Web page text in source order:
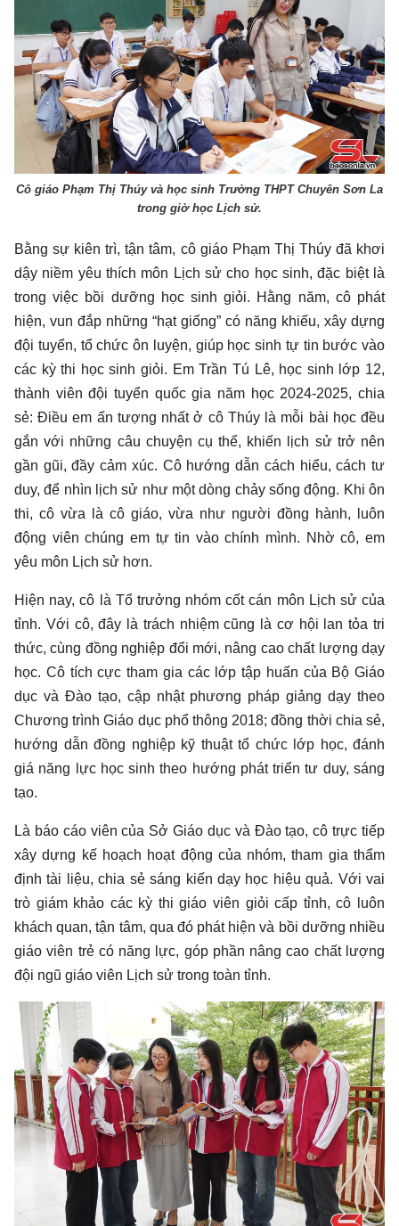
Cô giáo Phạm Thị Thúy và học sinh Trường THPT Chuyên Sơn La
trong giờ học Lịch sử.
Bằng sự kiên trì, tận tâm, cô giáo Phạm Thị Thúy đã khơi
dậy niềm yêu thích môn Lịch sử cho học sinh, đặc biệt là
trong việc bồi dưỡng học sinh giỏi. Hằng năm, cô phát
hiện, vun đắp những “hạt giống” có năng khiếu, xây dựng
đội tuyển, tổ chức ôn luyện, giúp học sinh tự tin bước vào
các kỳ thi học sinh giỏi. Em Trần Tú Lê, học sinh lớp 12,
thành viên đội tuyển quốc gia năm học 2024-2025, chia
sẻ: Điều em ấn tượng nhất ở cô Thúy là mỗi bài học đều
gắn với những câu chuyện cụ thể, khiến lịch sử trở nên
gần gũi, đầy cảm xúc. Cô hướng dẫn cách hiểu, cách tư
duy, để nhìn lịch sử như một dòng chảy sống động. Khi ôn
thi, cô vừa là cô giáo, vừa như người đồng hành, luôn
động viên chúng em tự tin vào chính mình. Nhờ cô, em
yêu môn Lịch sử hơn.
Hiện nay, cô là Tổ trưởng nhóm cốt cán môn Lịch sử của
tỉnh. Với cô, đây là trách nhiệm cũng là cơ hội lan tỏa tri
thức, cùng đồng nghiệp đổi mới, nâng cao chất lượng dạy
học. Cô tích cực tham gia các lớp tập huấn của Bộ Giáo
dục và Đào tạo, cập nhật phương pháp giảng dạy theo
Chương trình Giáo dục phổ thông 2018; đồng thời chia sẻ,
hướng dẫn đồng nghiệp kỹ thuật tổ chức lớp học, đánh
giá năng lực học sinh theo hướng phát triển tư duy, sáng
tạo.
Là báo cáo viên của Sở Giáo dục và Đào tạo, cô trực tiếp
xây dựng kế hoạch hoạt động của nhóm, tham gia thẩm
định tài liệu, chia sẻ sáng kiến dạy học hiệu quả. Với vai
trò giám khảo các kỳ thi giáo viên giỏi cấp tỉnh, cô luôn
khách quan, tận tâm, qua đó phát hiện và bồi dưỡng nhiều
giáo viên trẻ có năng lực, góp phần nâng cao chất lượng
đội ngũ giáo viên Lịch sử trong toàn tỉnh.